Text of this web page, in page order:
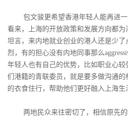
包文骏更希望香港年轻人能再进
看来，上海的开放政策和发展方向都
坦言，来内地就业创业的港人还是少
烈，有的担心没有内地同事那么
年轻人也有自己的优势，比如职业心
们港籍的青联委员，就是要多做沟通
的衣食住行，帮助他们更好融入上海生
两地民众来往密切了，相信原先